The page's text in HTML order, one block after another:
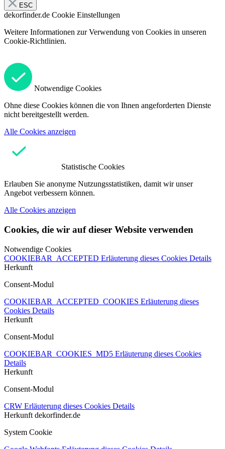
ESC
dekorfinder.de Cookie Einstellungen
Weitere Informationen zur Verwendung von Cookies in unseren
Cookie-Richtlinien.
Notwendige Cookies
Ohne diese Cookies können die von Ihnen angeforderten Dienste
nicht bereitgestellt werden.
Alle Cookies anzeigen
Statistische Cookies
Erlauben Sie anonyme Nutzungsstatistiken, damit wir unser
Angebot verbessern können.
Alle Cookies anzeigen
Cookies, die wir auf dieser Website verwenden
Notwendige Cookies
COOKIEBAR_ACCEPTED Erläuterung dieses Cookies Details
Herkunft
Consent-Modul
COOKIEBAR_ACCEPTED_COOKIES Erläuterung dieses
Cookies Details
Herkunft
Consent-Modul
COOKIEBAR_COOKIES_MD5 Erläuterung dieses Cookies
Details
Herkunft
Consent-Modul
CRW Erläuterung dieses Cookies Details
Herkunft dekorfinder.de
System Cookie